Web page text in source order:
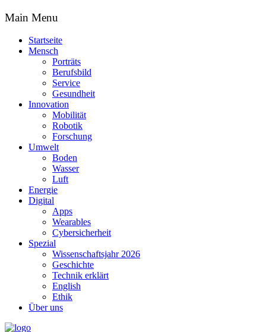
Main Menu
Startseite
Mensch
Porträts
Berufsbild
Service
Gesundheit
Innovation
Mobilität
Robotik
Forschung
Umwelt
Boden
Wasser
Luft
Energie
Digital
Apps
Wearables
Cybersicherheit
Spezial
Wissenschaftsjahr 2026
Geschichte
Technik erklärt
English
Ethik
Über uns